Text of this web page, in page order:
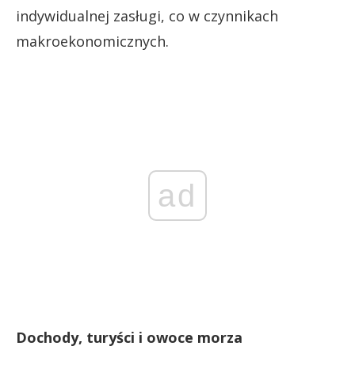
indywidualnej zasługi, co w czynnikach
makroekonomicznych.
ad
Dochody, turyści i owoce morza